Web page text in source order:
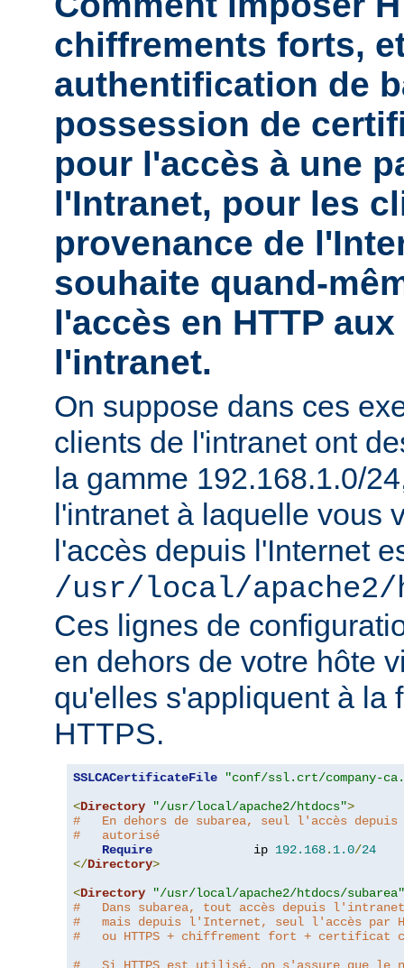
chiffrements forts,
authentification de
possession de
pour l'accès à une
l'Intranet, pour les
provenance de
souhaite quand-
l'accès en HTTP
l'intranet.
On suppose dans ces
clients de l'intranet ont
la gamme 192.168.1.0/
l'intranet à laquelle vous
l'accès depuis l'Internet
/usr/local/apache2/
Ces lignes de
en dehors de votre hôte
qu'elles s'appliquent à la
HTTPS.
SSLCACertificateFile
"conf/ssl.crt/company-
<Directory "/usr/local/apache2/htdocs">
#   En dehors de subarea, seul l'accès
#   autorisé
Require
              ip
192.168. 1.0/24
</Directory>
<Directory
"/usr/local/apache2/htdocs/subarea"
#   Dans subarea, tout accès depuis
#   mais depuis l'Internet, seul l'accès par
#   ou HTTPS + chiffrement fort +